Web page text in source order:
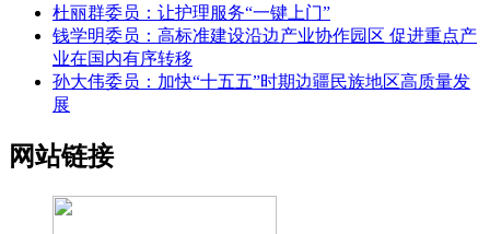
杜丽群委员：让护理服务“一键上门”
钱学明委员：高标准建设沿边产业协作园区 促进重点产
业在国内有序转移
孙大伟委员：加快“十五五”时期边疆民族地区高质量发
展
网站链接